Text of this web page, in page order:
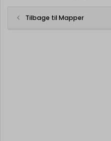
Tilbage til Mapper